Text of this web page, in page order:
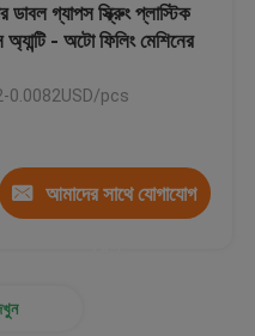
ডাবল গ্যাপস স্ক্রুিং প্লাস্টিক
- অটো ফিলিং মেশিনের
0.0082USD/pcs
আমাদের সাথে যোগাযোগ